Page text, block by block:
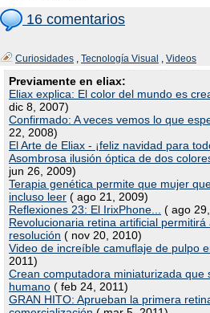
16 comentarios
Curiosidades , Tecnología Visual , Videos
Previamente en eliax:
Eliax explica: El color del mundo es
dic 8, 2007)
Confirmado: A veces vemos lo que
22, 2008)
El Arte de Eliax - ¡feliz navidad para
Asombrosa ilusión óptica de dos
jun 26, 2009)
Terapia genética permite que mujer
incluso leer ( ago 21, 2009)
Reflexiones 23: El IrixPhone...
( ago
Revolucionaria retina artificial
resolución ( nov 20, 2010)
Video de increíble camuflaje de pulpo
2011)
Crean computadora miniaturizada que
humano ( feb 24, 2011)
GRAN HITO: Aprueban la primera